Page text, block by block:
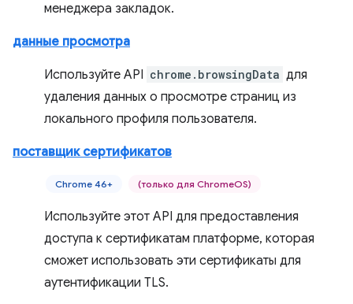
менеджера закладок.
данные просмотра
Используйте API chrome.browsingData для
удаления данных о просмотре страниц из
локального профиля пользователя.
поставщик сертификатов
Chrome 46+ (только для ChromeOS)
Используйте этот API для предоставления
доступа к сертификатам платформе, которая
сможет использовать эти сертификаты для
аутентификации TLS.